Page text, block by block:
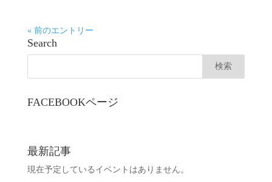
« 前のエントリー
Search
FACEBOOKページ
最新記事
現在予定しているイベントはありません。